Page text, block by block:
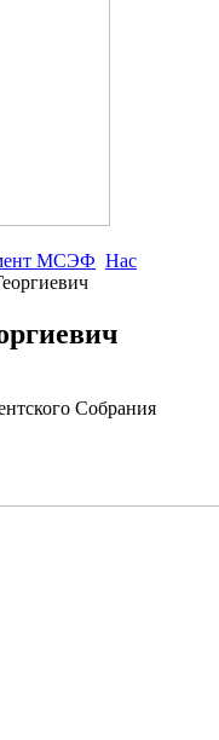
МСЭФ Нас
Собрания